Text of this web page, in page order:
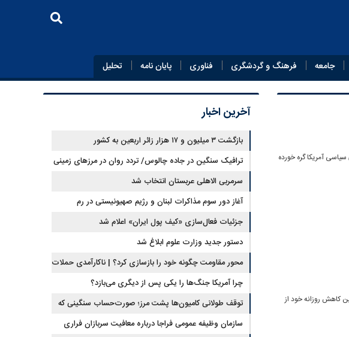
جامعه فرهنگ و گردشگری فناوری پایان‌ نامه تحلیل
آمریکا گره خورده
کاهش روزانه خود از
آخرین اخبار
بازگشت ۳ میلیون و ۱۷ هزار زائر اربعین به کشور
ترافیک سنگین در جاده چالوس/ تردد روان در مرزهای زمینی
کشور
سرمربی الاهلی عربستان انتخاب شد
آغاز دور سوم مذاکرات لبنان و رژیم صهیونیستی در رم
جزئیات فعال‌سازی «کیف پول ایران» اعلام شد
دستور جدید وزارت علوم ابلاغ شد
محور مقاومت چگونه خود را بازسازی کرد؟ | ناکارآمدی حملات
نظامی و تحریم‌ها در فروپاشی شبکه منطقه‌ای ایران
چرا آمریکا جنگ‌ها را یکی پس از دیگری می‌بازد؟
توقف طولانی کامیون‌ها پشت مرز؛ صورت‌حساب سنگینی که
به اقتصاد می‌رسد
سازمان وظیفه عمومی فراجا درباره معافیت سربازان فراری